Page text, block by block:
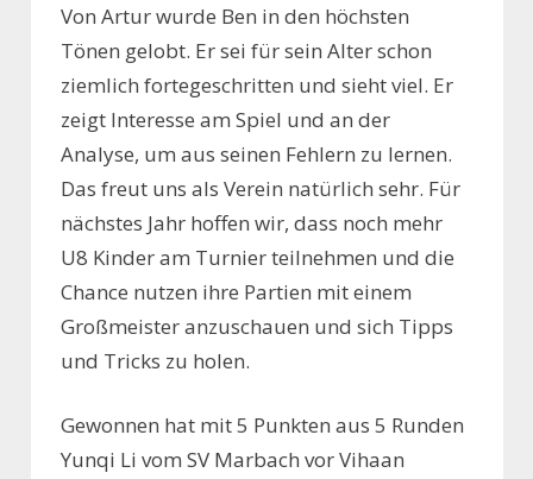
Von Artur wurde Ben in den höchsten
Tönen gelobt. Er sei für sein Alter schon
ziemlich fortegeschritten und sieht viel. Er
zeigt Interesse am Spiel und an der
Analyse, um aus seinen Fehlern zu lernen.
Das freut uns als Verein natürlich sehr. Für
nächstes Jahr hoffen wir, dass noch mehr
U8 Kinder am Turnier teilnehmen und die
Chance nutzen ihre Partien mit einem
Großmeister anzuschauen und sich Tipps
und Tricks zu holen.
Gewonnen hat mit 5 Punkten aus 5 Runden
Yunqi Li vom SV Marbach vor Vihaan